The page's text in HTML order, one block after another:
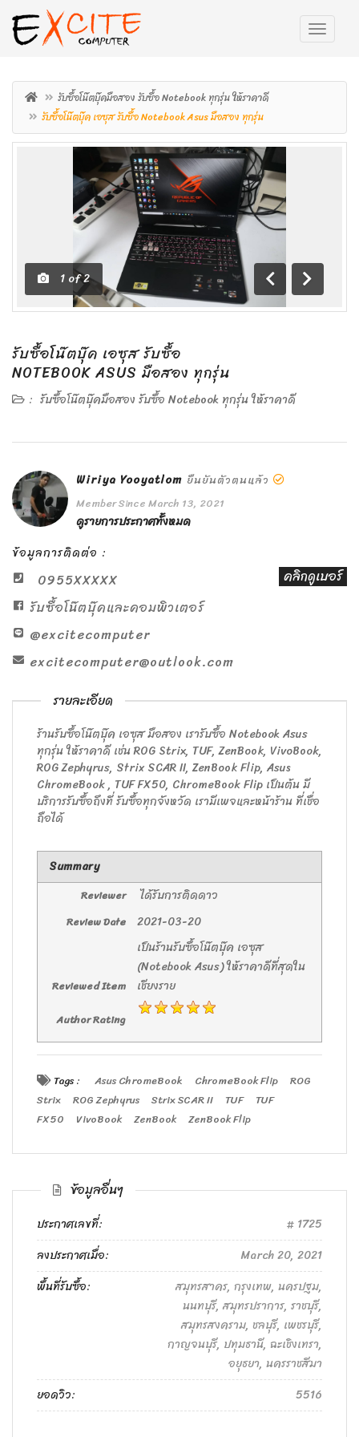
รับซื้อโน๊ตบุ๊คมือสอง รับซื้อ Notebook ทุกรุ่น ให้ราคาดี
รับซื้อโน๊ตบุ๊ค เอซุส รับซื้อ Notebook Asus มือสอง ทุกรุ่น
1 of2
ถอย เดิน
รับซื้อโน๊ตบุ๊ค เอซุส รับซื้อ
NOTEBOOK ASUS มือสอง ทุกรุ่น
: รับซื้อโน๊ตบุ๊คมือสอง รับซื้อ Notebook ทุกรุ่น ให้ราคาดี
Wiriya Yooyatlom ยืนยันตัวตนแล้ว
Member Since March 13, 2021
ดูรายการประกาศทั้งหมด
ข้อมูลการติดต่อ :
0955XXXXX
คลิกดูเบอร์
รับซื้อโน๊ตบุ๊คและคอมพิวเตอร์
@excitecomputer
excitecomputer@outlook.com
รายละเอียด
ร้านรับซื้อโน๊ตบุ๊ค เอซุส มือสอง เรารับซื้อ Notebook Asus
ทุกรุ่น ให้ราคาดี เช่น ROG Strix, TUF, ZenBook, VivoBook,
ROG Zephyrus, Strix SCAR II, ZenBook Flip, Asus
ChromeBook , TUF FX50, ChromeBook Flip เป็นต้น มี
บริการรับซื้อถึงที่ รับซื้อทุกจังหวัด เรามีเพจและหน้าร้าน ที่เชื่อ
ถือได้
Summary
Reviewer ได้รับการติดดาว
Review Date 2021-03-20
Reviewed Item
เป็นร้านรับซื้อโน๊ตบุ๊ค เอซุส
(Notebook Asus) ให้ราคาดีที่สุดใน
เชียงราย
Author Rating
Tags : Asus ChromeBook ChromeBook Flip
ROG
Strix
ROG Zephyrus Strix SCAR II TUF
TUF
FX50
VivoBook ZenBook ZenBook Flip
ข้อมูลอื่นๆ
ประกาศเลขที่:
1725
ลงประกาศเมื่อ:
March 20, 2021
พื้นที่รับซื้อ:
สมุทรสาคร, กรุงเทพ, นครปฐม,
นนทบุรี, สมุทรปราการ, ราชบุรี,
สมุทรสงคราม, ชลบุรี, เพชรบุรี,
กาญจนบุรี, ปทุมธานี, ฉะเชิงเทรา,
อยุธยา, นครราชสีมา
ยอดวิว:
5516